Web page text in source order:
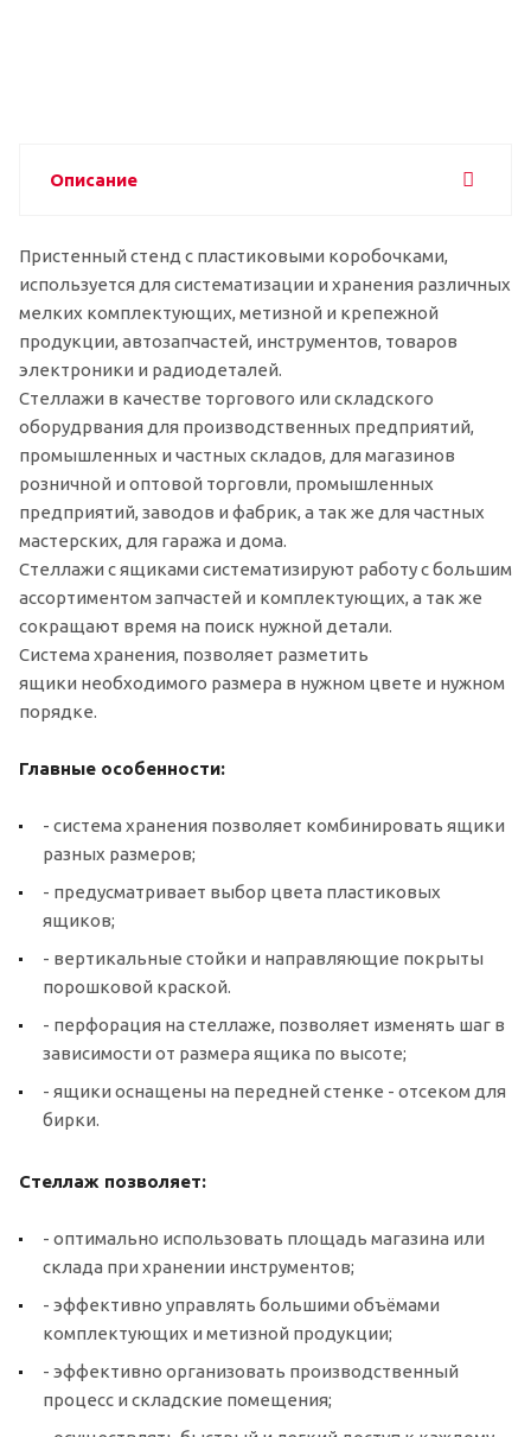
Описание
Пристенный стенд с пластиковыми коробочками,
используется для систематизации и хранения различных
мелких комплектующих, метизной и крепежной
продукции, автозапчастей, инструментов, товаров
электроники и радиодеталей.
Стеллажи в качестве торгового или складского
оборудрвания для производственных предприятий,
промышленных и частных складов, для магазинов
розничной и оптовой торговли, промышленных
предприятий, заводов и фабрик, а так же для частных
мастерских, для гаража и дома.
Стеллажи с ящиками систематизируют работу с большим
ассортиментом запчастей и комплектующих, а так же
сокращают время на поиск нужной детали.
Система хранения, позволяет разметить
ящики необходимого размера в нужном цвете и нужном
порядке.
Главные особенности:
- система хранения позволяет комбинировать ящики
разных размеров;
- предусматривает выбор цвета пластиковых
ящиков;
- вертикальные стойки и направляющие покрыты
порошковой краской.
- перфорация на стеллаже, позволяет изменять шаг в
зависимости от размера ящика по высоте;
- ящики оснащены на передней стенке - отсеком для
бирки.
Стеллаж позволяет:
- оптимально использовать площадь магазина или
склада при хранении инструментов;
- эффективно управлять большими объёмами
комплектующих и метизной продукции;
- эффективно организовать производственный
процесс и складские помещения;